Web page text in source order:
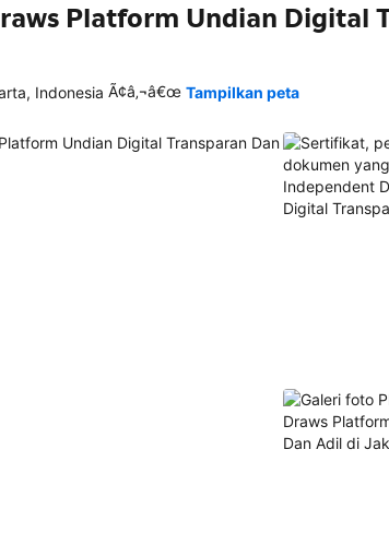
Platform Undian Digital
Indonesia Ã¢â‚¬â€œ Tampilkan peta